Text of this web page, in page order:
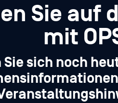
Sie auf
mit
Sie sich noch